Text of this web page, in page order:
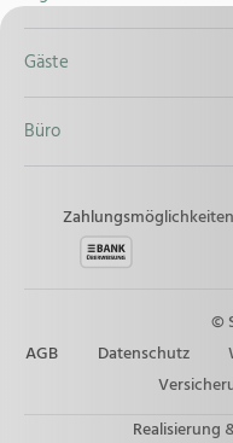
Gäste
Büro
©
AGB
Datenschutz
Realisierung